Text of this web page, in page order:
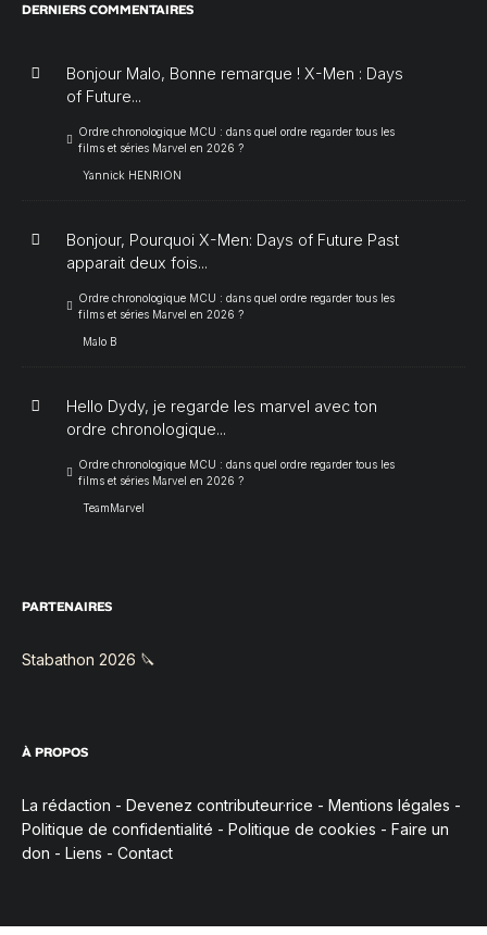
DERNIERS COMMENTAIRES
Bonjour Malo, Bonne remarque ! X-Men : Days
of Future...
Ordre chronologique MCU : dans quel ordre regarder tous les
films et séries Marvel en 2026 ?
Yannick HENRION
Bonjour, Pourquoi X-Men: Days of Future Past
apparait deux fois...
Ordre chronologique MCU : dans quel ordre regarder tous les
films et séries Marvel en 2026 ?
Malo B
Hello Dydy, je regarde les marvel avec ton
ordre chronologique...
Ordre chronologique MCU : dans quel ordre regarder tous les
films et séries Marvel en 2026 ?
TeamMarvel
PARTENAIRES
Stabathon 2026 🔪
À PROPOS
La rédaction - Devenez contributeur·rice - Mentions légales -
Politique de confidentialité - Politique de cookies - Faire un
don - Liens - Contact